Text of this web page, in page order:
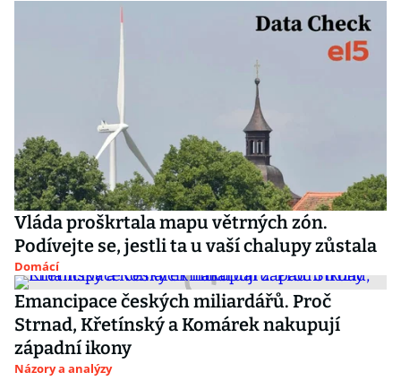
Vláda proškrtala mapu větrných zón.
Podívejte se, jestli ta u vaší chalupy zůstala
Domácí
Emancipace českých miliardářů. Proč
Strnad, Křetínský a Komárek nakupují
západní ikony
Názory a analýzy